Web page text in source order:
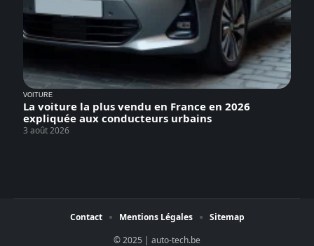
VOITURE
La voiture la plus vendu en France en 2026
expliquée aux conducteurs urbains
3 août 2026
© 2025 | auto-tech.be
Contact Mentions Légales Sitemap